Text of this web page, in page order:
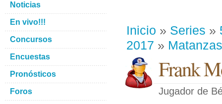
Inicio » Series »
2017 » Matanzas
Frank
Jugador de
Noticias
En vivo!!!
Concursos
Encuestas
Pronósticos
Foros